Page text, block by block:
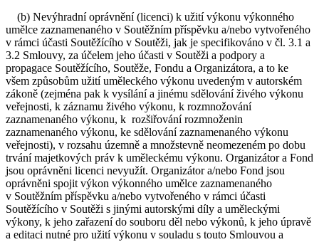
(b) Nevýhradní oprávnění (licenci) k užití výkonu výkonného
umělce zaznamenaného v Soutěžním příspěvku a/nebo vytvořeného
v rámci účasti Soutěžícího v Soutěži, jak je specifikováno v čl. 3.1 a
3.2 Smlouvy, za účelem jeho účasti v Soutěži a podpory a
propagace Soutěžícího, Soutěže, Fondu a Organizátora, a to ke
všem způsobům užití uměleckého výkonu uvedeným v autorském
zákoně (zejména pak k vysílání a jinému sdělování živého výkonu
veřejnosti, k záznamu živého výkonu, k rozmnožování
zaznamenaného výkonu, k rozšiřování rozmnoženin
zaznamenaného výkonu, ke sdělování zaznamenaného výkonu
veřejnosti), v rozsahu územně a množstevně neomezeném po dobu
trvání majetkových práv k uměleckému výkonu. Organizátor a Fond
jsou oprávněni licenci nevyužít. Organizátor a/nebo Fond jsou
oprávněni spojit výkon výkonného umělce zaznamenaného
v Soutěžním příspěvku a/nebo vytvořeného v rámci účasti
Soutěžícího v Soutěži s jinými autorskými díly a uměleckými
výkony, k jeho zařazení do souboru děl nebo výkonů, k jeho úpravě
a editaci nutné pro užití výkonu v souladu s touto Smlouvou a